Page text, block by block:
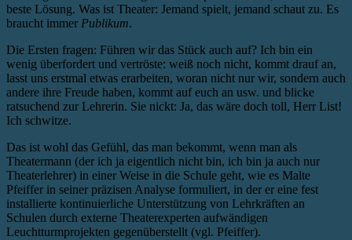
beste Lösung. Was ist Theater: Jemand spielt, jemand schaut zu. Es
braucht immer Publikum.
Die Ersten fragen: Führen wir das Stück auch auf? Ich bin ein
wenig überfordert und vertröste: weiß noch nicht, kommt drauf an,
lasst uns erstmal etwas erarbeiten, woran nicht nur wir, sondern auch
andere ihre Freude haben, kommt auf euch an usw. und blicke
ratsuchend zur Lehrerin. Sie nickt: Ja, das wäre doch toll, Herr List!
Ich schwitze.
Das ist wohl das Gefühl, das man bekommt, wenn man als
Theatermann (der ich ja eigentlich nicht bin, ich bin ja auch nur
Theaterlehrer) in einer Weise in die Schule geht, wie es Malte
Pfeiffer in seiner präzisen Analyse formuliert, in der er eine fest
installierte kontinuierliche Unterstützung von Lehrkräften an
Schulen durch externe Theaterexperten aufwändigen
Leuchtturmprojekten gegenüberstellt (vgl. Pfeiffer).